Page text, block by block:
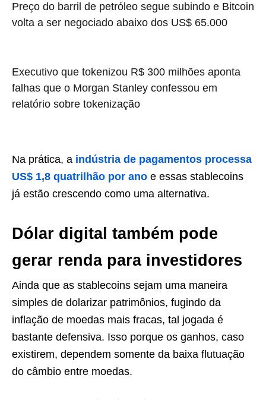
Preço do barril de petróleo segue subindo e Bitcoin
volta a ser negociado abaixo dos US$ 65.000
Executivo que tokenizou R$ 300 milhões aponta
falhas que o Morgan Stanley confessou em
relatório sobre tokenização
Na prática, a indústria de pagamentos processa
US$ 1,8 quatrilhão por ano e essas stablecoins
já estão crescendo como uma alternativa.
Dólar digital também pode
gerar renda para investidores
Ainda que as stablecoins sejam uma maneira
simples de dolarizar patrimônios, fugindo da
inflação de moedas mais fracas, tal jogada é
bastante defensiva. Isso porque os ganhos, caso
existirem, dependem somente da baixa flutuação
do câmbio entre moedas.